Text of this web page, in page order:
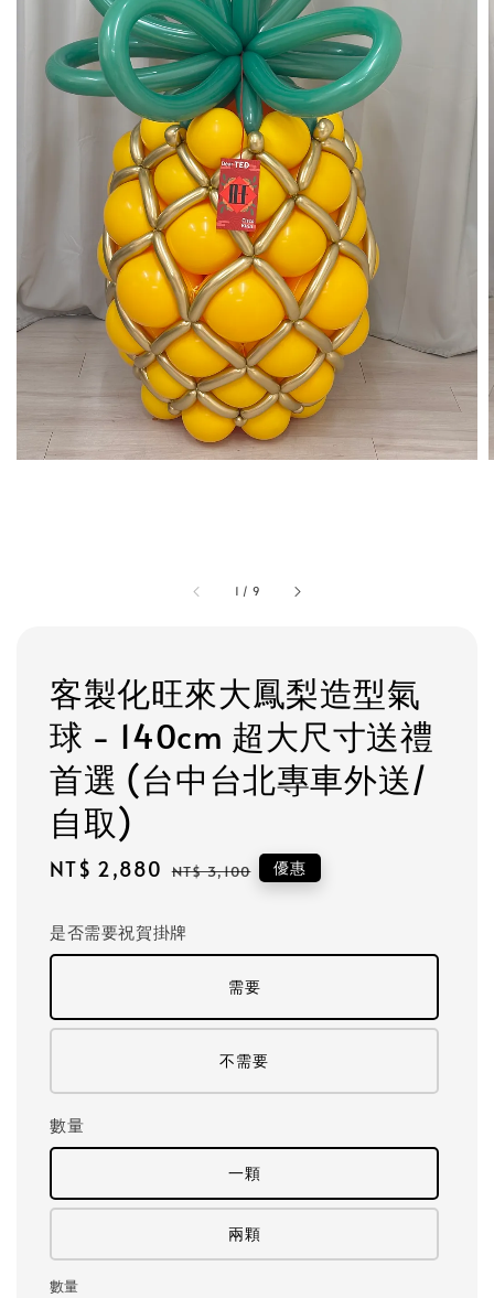
1 / 9
客製化旺來大鳳梨造型氣
球 - 140cm 超大尺寸送禮
首選 (台中台北專車外送/
自取)
Sale
NT$ 2,880 Regular
NT$ 3,100 優惠
是否需要祝賀掛牌
需要
不需要
數量
一顆
兩顆
數量